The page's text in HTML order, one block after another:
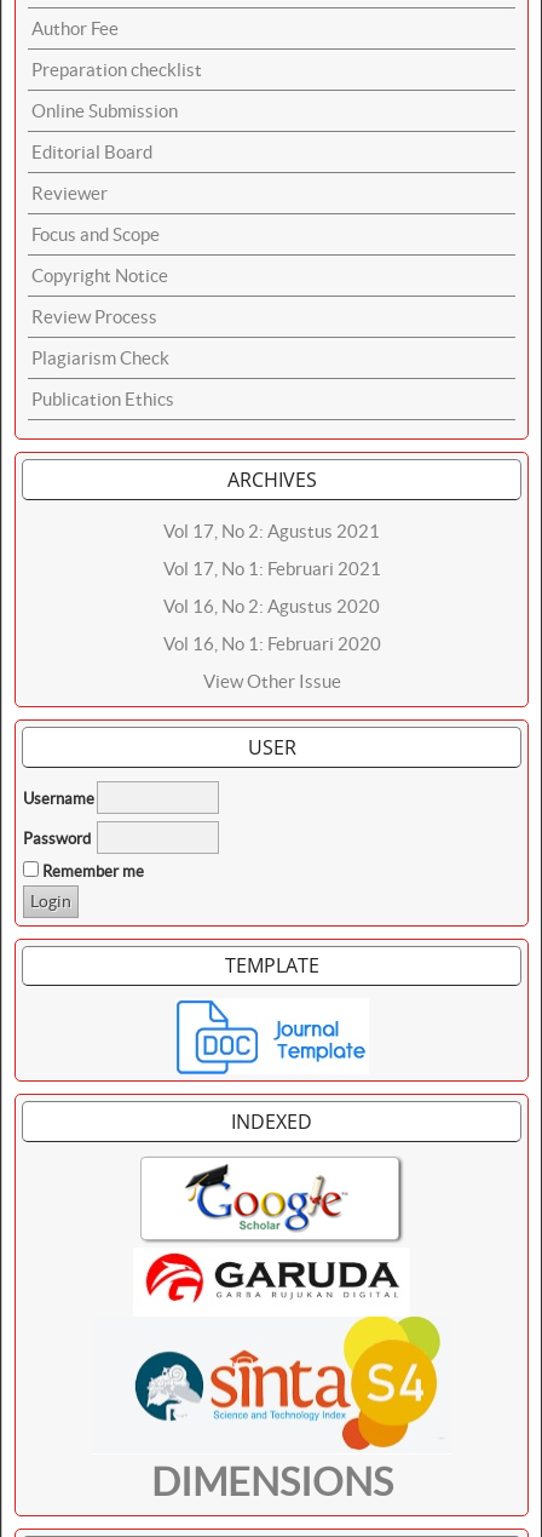
Author Fee
Preparation checklist
Online Submission
Editorial Board
Reviewer
Focus and Scope
Copyright Notice
Review Process
Plagiarism Check
Publication Ethics
ARCHIVES
Vol 17, No 2: Agustus 2021
Vol 17, No 1: Februari 2021
Vol 16, No 2: Agustus 2020
Vol 16, No 1: Februari 2020
View Other Issue
USER
Username
Password
Remember me
TEMPLATE
INDEXED
DIMENSIONS